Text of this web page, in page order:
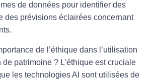
de données pour identifier des
des prévisions éclairées concernant
de l’éthique dans l’utilisation
de patrimoine ? L’éthique est cruciale
les technologies AI sont utilisées de